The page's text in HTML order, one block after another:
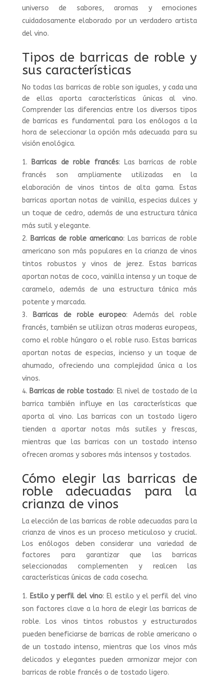
universo de sabores, aromas y emociones
cuidadosamente elaborado por un verdadero artista
del vino.
Tipos de barricas de roble y
sus características
No todas las barricas de roble son iguales, y cada una
de ellas aporta características únicas al vino.
Comprender las diferencias entre los diversos tipos
de barricas es fundamental para los enólogos a la
hora de seleccionar la opción más adecuada para su
visión enológica.
Barricas de roble francés: Las barricas de roble
francés son ampliamente utilizadas en la
elaboración de vinos tintos de alta gama. Estas
barricas aportan notas de vainilla, especias dulces y
un toque de cedro, además de una estructura tánica
más sutil y elegante.
Barricas de roble americano: Las barricas de roble
americano son más populares en la crianza de vinos
tintos robustos y vinos de jerez. Estas barricas
aportan notas de coco, vainilla intensa y un toque de
caramelo, además de una estructura tánica más
potente y marcada.
Barricas de roble europeo: Además del roble
francés, también se utilizan otras maderas europeas,
como el roble húngaro o el roble ruso. Estas barricas
aportan notas de especias, incienso y un toque de
ahumado, ofreciendo una complejidad única a los
vinos.
Barricas de roble tostado: El nivel de tostado de la
barrica también influye en las características que
aporta al vino. Las barricas con un tostado ligero
tienden a aportar notas más sutiles y frescas,
mientras que las barricas con un tostado intenso
ofrecen aromas y sabores más intensos y tostados.
Cómo elegir las barricas de
roble adecuadas para la
crianza de vinos
La elección de las barricas de roble adecuadas para la
crianza de vinos es un proceso meticuloso y crucial.
Los enólogos deben considerar una variedad de
factores para garantizar que las barricas
seleccionadas complementen y realcen las
características únicas de cada cosecha.
Estilo y perfil del vino: El estilo y el perfil del vino
son factores clave a la hora de elegir las barricas de
roble. Los vinos tintos robustos y estructurados
pueden beneficiarse de barricas de roble americano o
de un tostado intenso, mientras que los vinos más
delicados y elegantes pueden armonizar mejor con
barricas de roble francés o de tostado ligero.